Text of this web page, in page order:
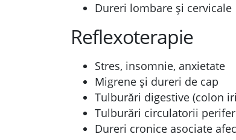
Dureri lombare și cervicale
Reflexoterapie
Stres, insomnie, anxietate
Migrene și dureri de cap
Tulburări digestive (colon
Tulburări circulatorii
Dureri cronice asociate